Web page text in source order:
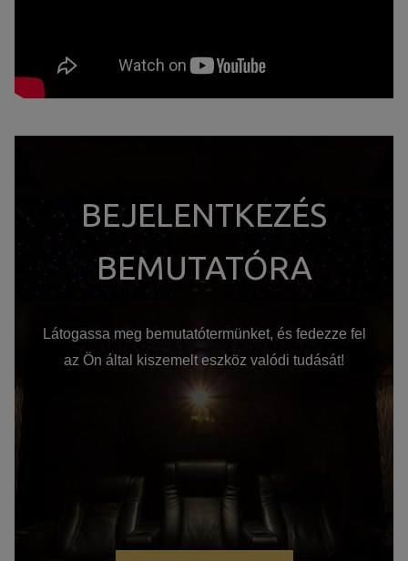
BEJELENTKEZÉS
BEMUTATÓRA
Látogassa meg bemutatótermünket, és fedezze fel
az Ön által kiszemelt eszköz valódi tudását!